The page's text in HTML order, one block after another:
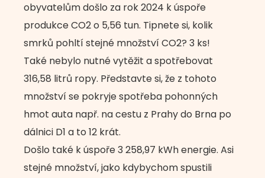
obyvatelům došlo za rok 2024 k úspoře
produkce CO2 o 5,56 tun. Tipnete si, kolik
smrků pohltí stejné množství CO2? 3 ks!
Také nebylo nutné vytěžit a spotřebovat
316,58 litrů ropy. Představte si, že z tohoto
množství se pokryje spotřeba pohonných
hmot auta např. na cestu z Prahy do Brna po
dálnici D1 a to 12 krát.
Došlo také k úspoře 3 258,97 kWh energie. Asi
stejné množství, jako kdybychom spustili